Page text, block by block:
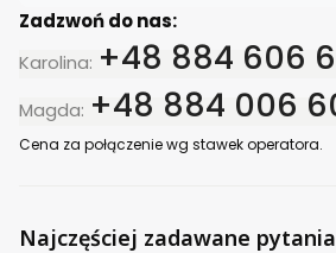
Zadzwoń do nas:
Karolina: +48 884 606
Magda: +48 884 006
Cena za połączenie wg stawek operatora.
Najczęściej zadawane pytania